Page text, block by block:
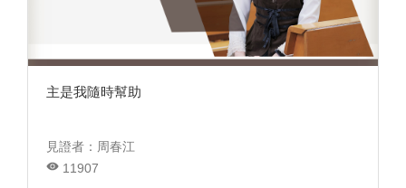
主是我隨時幫助
見證者：周春江
11907